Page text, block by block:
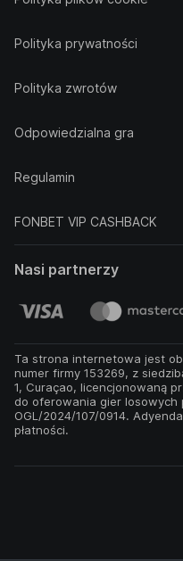
Polityka prywatności
Polityka zwrotów
Odpowiedzialna gra
Regulamin
FONBET VIP CASHBACK
Nasi partnerzy
Ta strona internetowa jest
numer firmy 153269, z
1, Curaçao, licencjonowaną
do oferowania gier losowych
OGL/2024/107/0914.
płatności.